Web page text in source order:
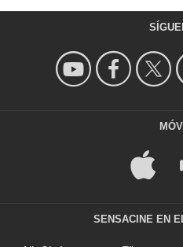
SENSACINE EN